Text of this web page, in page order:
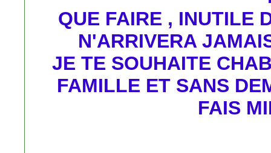
QUE FAIRE , INUTILE
N'ARRIVERA
JE TE SOUHAITE
FAMILLE ET SANS
FAIS